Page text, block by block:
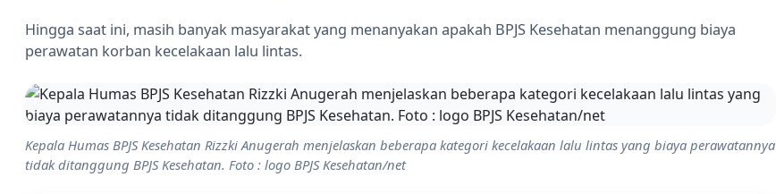
Hingga saat ini, masih banyak masyarakat yang menanyakan apakah BPJS Kesehatan menanggung biaya
perawatan korban kecelakaan lalu lintas.
Kepala Humas BPJS Kesehatan Rizzki Anugerah menjelaskan beberapa kategori kecelakaan lalu lintas yang biaya perawatannya
tidak ditanggung BPJS Kesehatan. Foto : logo BPJS Kesehatan/net